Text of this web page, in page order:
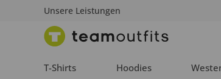
Unsere Leistungen
T-Shirts Hoodies